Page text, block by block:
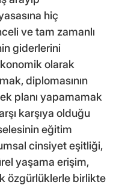
hiç
ve tam zamanlı
giderlerini
olarak
diplomasının
planı yapamamak
karşıya olduğu
eğitim
cinsiyet eşitliği,
yaşama erişim,
özgürlüklerle birlikte